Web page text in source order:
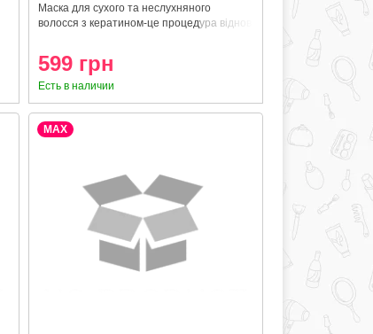
Маска для сухого та неслухняного
волосся з кератином-це процедура віднов
599 грн
Есть в наличии
MAX